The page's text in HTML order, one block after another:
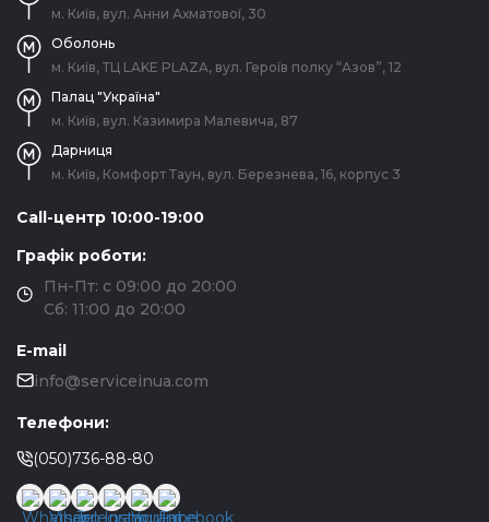
м. Київ, вул. Анни Ахматової, 30
Оболонь
м. Київ, ТЦ LAKE PLAZA, вул. Героїв полку “Азов”, 12
Палац "Україна"
м. Київ, вул. Казимира Малевича, 87
Дарниця
м. Київ, Комфорт Таун, вул. Березнева, 16, корпус 3
Call-центр 10:00-19:00
Графік роботи:
Пн-Пт: с 09:00 до 20:00
Сб: 11:00 до 20:00
E-mail
info@serviceinua.com
Телефони:
(050)736-88-80